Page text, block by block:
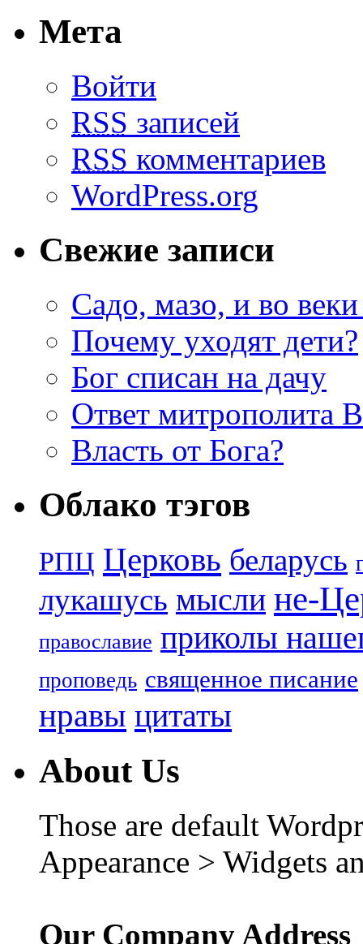
Мета
Войти
RSS записей
RSS комментариев
WordPress.org
Свежие записи
Садо, мазо, и во веки
Почему уходят дети?
Бог списан на дачу
Ответ митрополита
Власть от Бога?
Облако тэгов
РПЦ Церковь беларусь
лукашусь мысли не-
православие приколы
проповедь священное писание
нравы цитаты
About Us
Those are default
Appearance > Widgets
Our Company Address